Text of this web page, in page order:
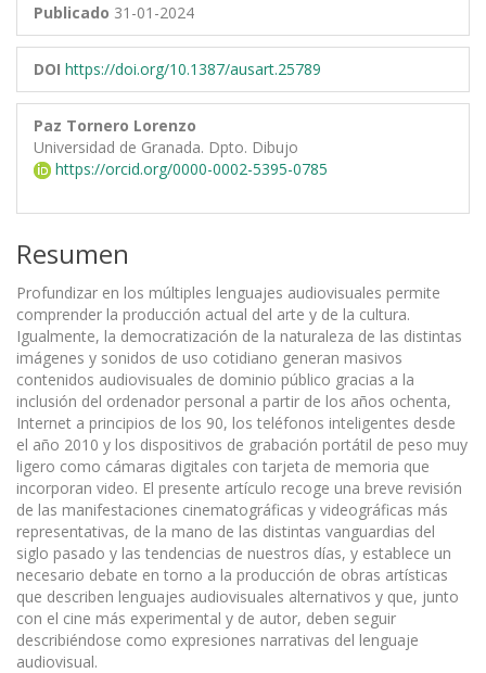
Publicado 31-01-2024
DOI https://doi.org/10.1387/ausart.25789
Paz Tornero Lorenzo
Universidad de Granada. Dpto. Dibujo
https://orcid.org/0000-0002-5395-0785
Resumen
Profundizar en los múltiples lenguajes audiovisuales permite
comprender la producción actual del arte y de la cultura.
Igualmente, la democratización de la naturaleza de las distintas
imágenes y sonidos de uso cotidiano generan masivos
contenidos audiovisuales de dominio público gracias a la
inclusión del ordenador personal a partir de los años ochenta,
Internet a principios de los 90, los teléfonos inteligentes desde
el año 2010 y los dispositivos de grabación portátil de peso muy
ligero como cámaras digitales con tarjeta de memoria que
incorporan video. El presente artículo recoge una breve revisión
de las manifestaciones cinematográficas y videográficas más
representativas, de la mano de las distintas vanguardias del
siglo pasado y las tendencias de nuestros días, y establece un
necesario debate en torno a la producción de obras artísticas
que describen lenguajes audiovisuales alternativos y que, junto
con el cine más experimental y de autor, deben seguir
describiéndose como expresiones narrativas del lenguaje
audiovisual.